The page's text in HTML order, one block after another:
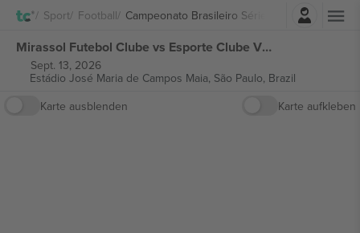
Sport Football Campeonato Brasileiro Série A
Einloggen
Mirassol Futebol Clube vs Esporte Clube Vitória Campeonato Brasileiro Série A tickets
Sept. 13, 2026
Estádio José Maria de Campos Maia, São Paulo, Brazil
Karte ausblenden
Karte aufkleben